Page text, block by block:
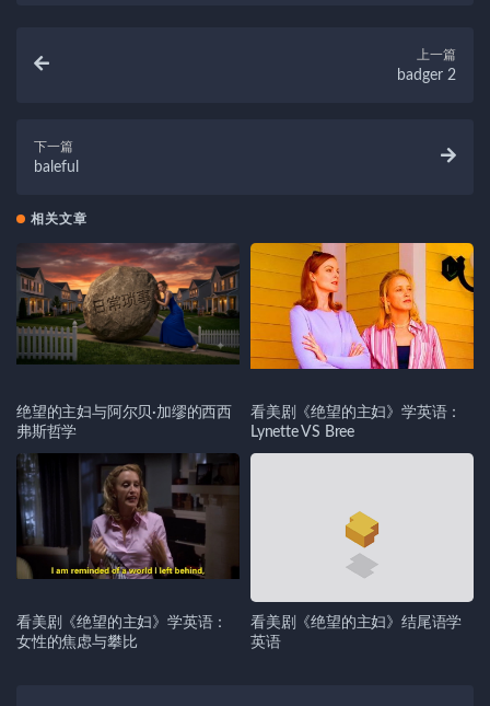
上一篇
badger 2
下一篇
baleful
相关文章
绝望的主妇与阿尔贝·加缪的西西
弗斯哲学
看美剧《绝望的主妇》学英语：
Lynette VS Bree
看美剧《绝望的主妇》学英语：
女性的焦虑与攀比
看美剧《绝望的主妇》结尾语学
英语